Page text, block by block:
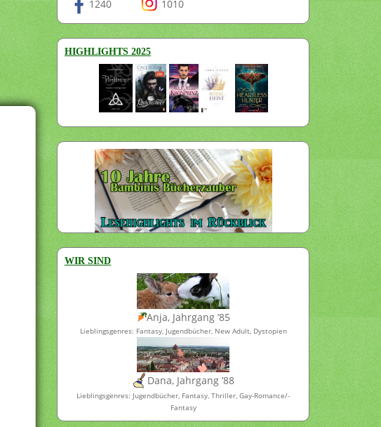
1240 1010
HIGHLIGHTS 2025
WIR SIND
Anja, Jahrgang ’85
Lieblingsgenres: Fantasy, Jugendbücher, New Adult, Dystopien
Dana, Jahrgang ’88
Lieblingsgenres: Jugendbücher, Fantasy, Thriller, Gay-Romance/-
Fantasy